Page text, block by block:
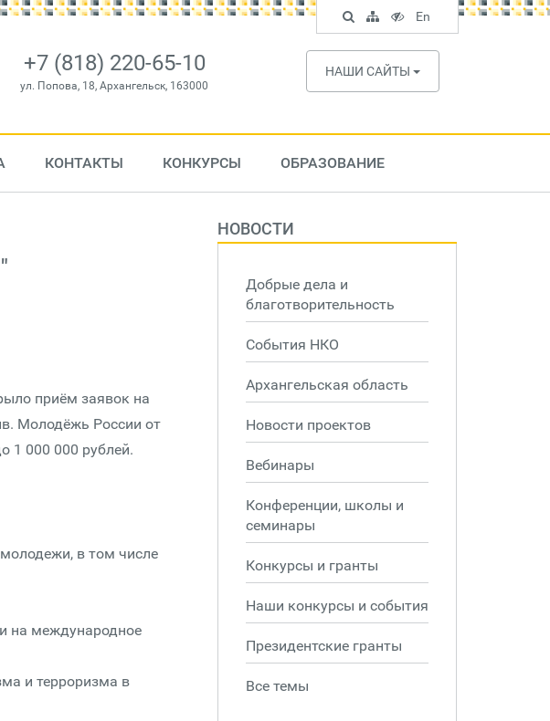
+7 (818) 220-65-10
ул. Попова, 18, Архангельск, 163000
НАШИ САЙТЫ
КОНТАКТЫ КОНКУРСЫ ОБРАЗОВАНИЕ
приём заявок на
Молодёжь России от
1 000 000 рублей.
в том числе
на международное
и терроризма в
НОВОСТИ
Добрые дела и
благотворительность
События НКО
Архангельская область
Новости проектов
Вебинары
Конференции, школы и
семинары
Конкурсы и гранты
Наши конкурсы и события
Президентские гранты
Все темы
Поиск
по
сайту
Карта
сайта
Версия
для
слабовидящих
En
English